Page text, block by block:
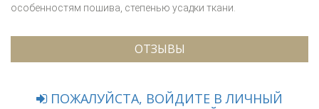
особенностям пошива, степенью усадки ткани.
ОТЗЫВЫ
ПОЖАЛУЙСТА, ВОЙДИТЕ В ЛИЧНЫЙ